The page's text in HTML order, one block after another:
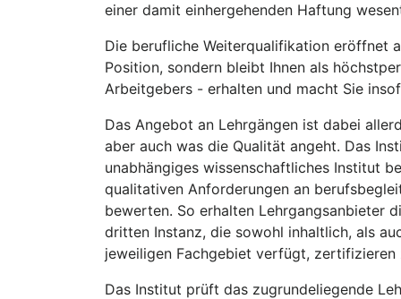
einer damit einhergehenden Haftung
Die berufliche Weiterqualifikation eröffnet
Position, sondern bleibt Ihnen als
Arbeitgebers - erhalten und macht Sie
Das Angebot an Lehrgängen ist dabei
aber auch was die Qualität angeht. Das
unabhängiges wissenschaftliches Institut
qualitativen Anforderungen an
bewerten. So erhalten Lehrgangsanbieter
dritten Instanz, die sowohl inhaltlich, als
jeweiligen Fachgebiet verfügt, zertifizieren
Das Institut prüft das zugrundeliegende